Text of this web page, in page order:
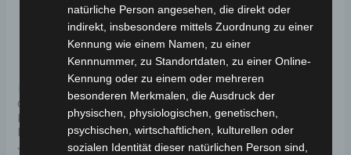
Kostenloser Versand
CARGO VOLT
KOMPLETTE
BREMSSCHEIBE
natürliche Person angesehen, die direkt oder
indirekt, insbesondere mittels Zuordnung zu einer
Kennung wie einem Namen, zu einer
Kennnummer, zu Standortdaten, zu einer Online-
Kennung oder zu einem oder mehreren
besonderen Merkmalen, die Ausdruck der
physischen, physiologischen, genetischen,
psychischen, wirtschaftlichen, kulturellen oder
sozialen Identität dieser natürlichen Person sind,